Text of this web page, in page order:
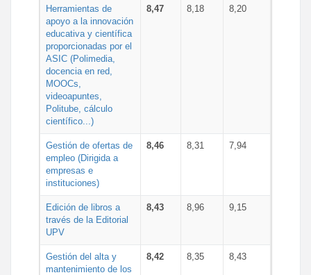
Herramientas de
apoyo a la innovación
educativa y científica
proporcionadas por el
ASIC (Polimedia,
docencia en red,
MOOCs,
videoapuntes,
Politube, cálculo
científico...)
8,47 8,18 8,20
Gestión de ofertas de
empleo (Dirigida a
empresas e
instituciones)
8,46 8,31 7,94
Edición de libros a
través de la Editorial
UPV
8,43 8,96 9,15
Gestión del alta y
mantenimiento de los
8,42 8,35 8,43